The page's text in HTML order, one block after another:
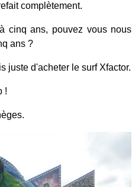
complètement.
cinq ans, pouvez vous nous
ans ?
juste d'acheter le surf Xfactor.
!